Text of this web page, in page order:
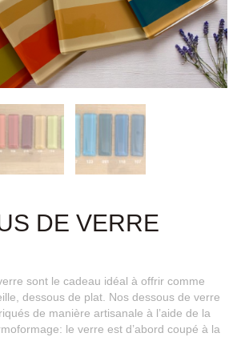
DE VERRE
sont le cadeau idéal à offrir comme
dessous de plat. Nos dessous de verre
de manière artisanale à l’aide de la
le verre est d’abord coupé à la